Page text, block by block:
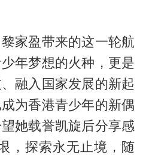
黎家盈带来的这一轮航
年梦想的火种，更是
融入国家发展的新起
为香港青少年的新偶
她载誉凯旋后分享感
，探索永无止境，随